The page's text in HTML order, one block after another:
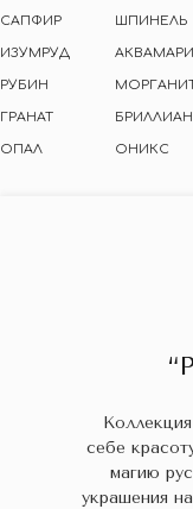
САПФИР
ИЗУМРУД
ШПИНЕЛЬ
РУБИН
ГРАНАТ
ОНИКС
ОПАЛ
себе
магию
украшения